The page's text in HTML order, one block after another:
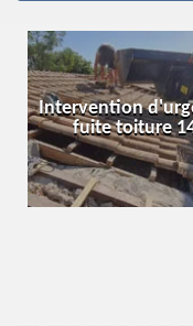
Intervention
fuite toiture